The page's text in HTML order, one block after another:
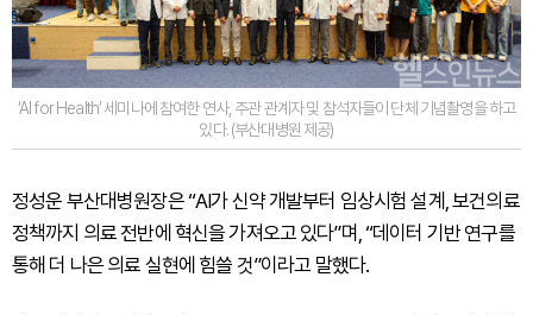
‘AI for Health’ 세미나에 참여한 연사, 주관 관계자 및 참석자들이 단체 기념촬영을 하고
있다. (부산대병원 제공)
정성운 부산대병원장은 “AI가 신약 개발부터 임상시험 설계, 보건의료
정책까지 의료 전반에 혁신을 가져오고 있다”며, “데이터 기반 연구를
통해 더 나은 의료 실현에 힘쓸 것”이라고 말했다.